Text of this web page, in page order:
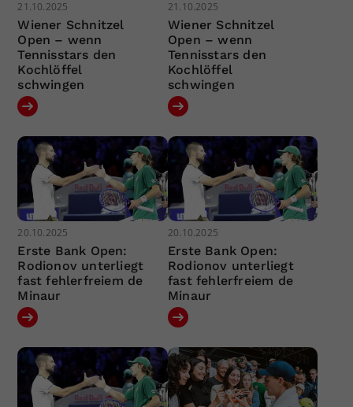
21.10.2025
Wiener Schnitzel
Open – wenn
Tennisstars den
Kochlöffel
schwingen
21.10.2025
Wiener Schnitzel
Open – wenn
Tennisstars den
Kochlöffel
schwingen
20.10.2025
Erste Bank Open:
Rodionov unterliegt
fast fehlerfreiem de
Minaur
20.10.2025
Erste Bank Open:
Rodionov unterliegt
fast fehlerfreiem de
Minaur